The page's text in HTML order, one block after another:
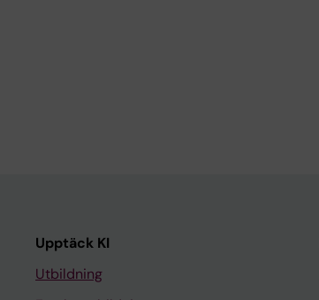
Upptäck KI
Utbildning